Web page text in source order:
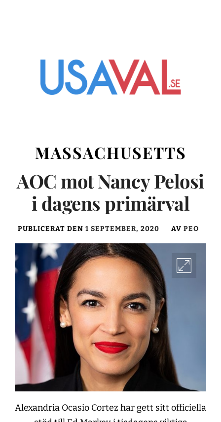
MASSACHUSETTS
AOC mot Nancy Pelosi
i dagens primärval
PUBLICERAT DEN 1 SEPTEMBER, 2020 AV PEO
Alexandria Ocasio Cortez har gett sitt officiella